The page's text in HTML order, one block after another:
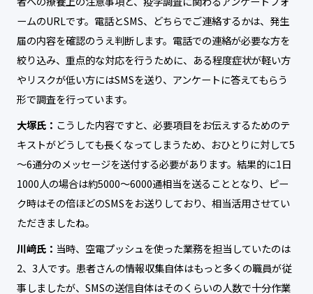
ームのURLです。電話とSMS、どちらでご連絡するかは、発生
届の内容を確認のうえ判断します。電話での連絡が必要な方を
絞り込み、重点的な対応を行うために、ある程度症状が軽い方
やリスクが低い方にはSMSを送り、アンケートに答えてもらう
形で調査を行っています。
大塚氏： こうした内容ですと、必要項目をお伝えするためのテ
キストがどうしても長くなってしまうため、おひとりに対して5
～6通分のメッセージを送付する必要があります。結果的に1日
1000人の場合は約5000～6000通相当を送ることとなり、ピー
ク時はその倍ほどのSMSをお送りしており、相当活用させてい
ただきましたね。
川﨑氏： 当時、空電プッシュを使った業務を担当していたのは
2、3人です。患者さんの情報収集自体はもっと多くの職員が従
事しましたが、SMSの送信自体はそのくらいの人数で十分作業